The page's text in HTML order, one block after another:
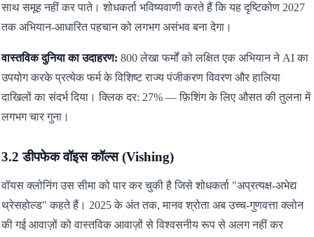
साथ समूह नहीं कर पाते। शोधकर्ता भविष्यवाणी करते हैं कि यह दृष्टिकोण 2027
तक अभियान-आधारित पहचान को लगभग असंभव बना देगा।
वास्तविक दुनिया का उदाहरण: 800 लेखा फर्मों को लक्षित एक अभियान ने AI का
उपयोग करके प्रत्येक फर्म के विशिष्ट राज्य पंजीकरण विवरण और हालिया
दाखिलों का संदर्भ दिया। क्लिक दर: 27% — फ़िशिंग के लिए औसत की तुलना में
लगभग चार गुना।
3.2 डीपफेक वॉइस कॉल्स (Vishing)
वॉयस क्लोनिंग उस सीमा को पार कर चुकी है जिसे शोधकर्ता "अप्रत्यक्ष-अभेद्य
थ्रेसहोल्ड" कहते हैं। 2025 के अंत तक, मानव श्रोता अब उच्च-गुणवत्ता क्लोन
की गई आवाज़ों को वास्तविक आवाज़ों से विश्वसनीय रूप से अलग नहीं कर